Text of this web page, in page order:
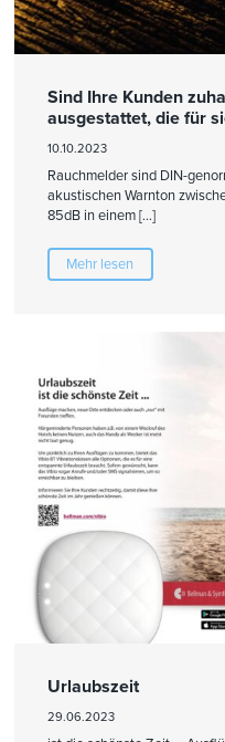
Sind Ihre Kunden
ausgestattet, die für
10.10.2023
Rauchmelder sind DIN-
akustischen Warnton
85dB in einem […]
Mehr lesen
Urlaubszeit
29.06.2023